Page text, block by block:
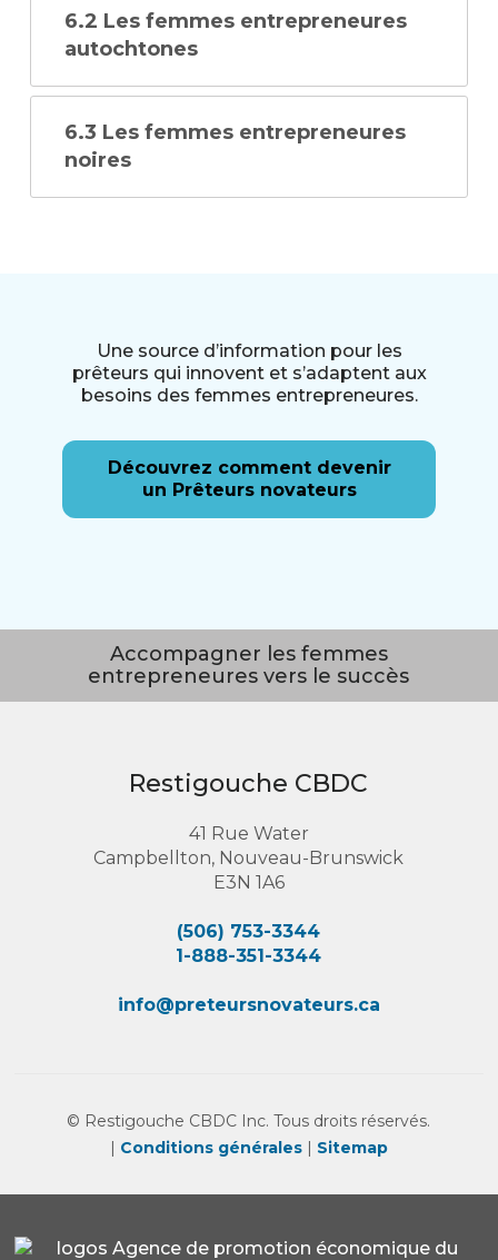
6.2 Les femmes entrepreneures
autochtones
6.3 Les femmes entrepreneures
noires
Une source d’information pour les
prêteurs qui innovent et s’adaptent aux
besoins des femmes entrepreneures.
Découvrez comment devenir
un Prêteurs novateurs
Accompagner les femmes
entrepreneures vers le succès
Restigouche CBDC
41 Rue Water
Campbellton, Nouveau-Brunswick
E3N 1A6
(506) 753-3344
1-888-351-3344
info@preteursnovateurs.ca
© Restigouche CBDC Inc. Tous droits réservés.
| Conditions générales| Sitemap